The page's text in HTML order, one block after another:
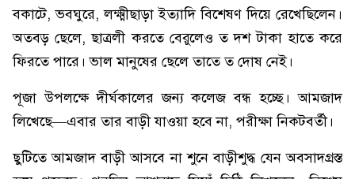
বকাটে, ভবঘুরে, লক্ষ্মীছাড়া ইত্যাদি বিশেষণ দিয়ে রেখেছিলেন।
অতবড় ছেলে, ছাত্রলী করতে বেরুলেও ত দশ টাকা হাতে করে
ফিরতে পারে। ভাল মানুষের ছেলে তাতে ত দোষ নেই।
পূজা উপলক্ষে দীর্ঘকালের জন্য কলেজ বন্ধ হচ্ছে। আমজাদ
লিখেছে—এবার তার বাড়ী যাওয়া হবে না, পরীক্ষা নিকটবর্তী।
ছুটিতে আমজাদ বাড়ী আসবে না শুনে বাড়ীশুদ্ধ যেন অবসাদগ্রস্ত